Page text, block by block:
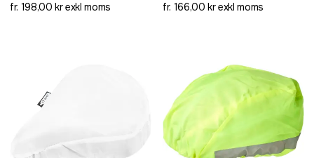
fr. 198,00 kr exkl moms
fr. 166,00 kr exkl moms